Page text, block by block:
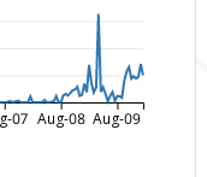
07 Aug-08 Aug-09